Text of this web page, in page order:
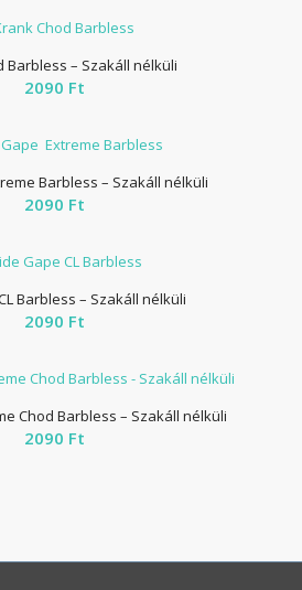
Barbless – Szakáll nélküli
2090 Ft
Barbless – Szakáll nélküli
2090 Ft
Barbless – Szakáll nélküli
2090 Ft
Chod Barbless – Szakáll nélküli
2090 Ft